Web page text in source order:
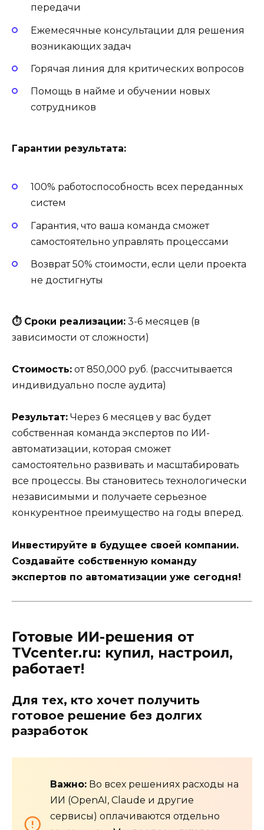
передачи
Ежемесячные консультации для решения
возникающих задач
Горячая линия для критических вопросов
Помощь в найме и обучении новых
сотрудников
Гарантии результата:
100% работоспособность всех переданных
систем
Гарантия, что ваша команда сможет
самостоятельно управлять процессами
Возврат 50% стоимости, если цели проекта
не достигнуты
⏱ Сроки реализации: 3-6 месяцев (в
зависимости от сложности)
Стоимость: от 850,000 руб. (рассчитывается
индивидуально после аудита)
Результат: Через 6 месяцев у вас будет
собственная команда экспертов по ИИ-
автоматизации, которая сможет
самостоятельно развивать и масштабировать
все процессы. Вы становитесь технологически
независимыми и получаете серьезное
конкурентное преимущество на годы вперед.
Инвестируйте в будущее своей компании.
Создавайте собственную команду
экспертов по автоматизации уже сегодня!
Готовые ИИ-решения от
TVcenter.ru: купил, настроил,
работает!
Для тех, кто хочет получить
готовое решение без долгих
разработок
Важно: Во всех решениях расходы на
ИИ (OpenAI, Claude и другие
сервисы) оплачиваются отдельно